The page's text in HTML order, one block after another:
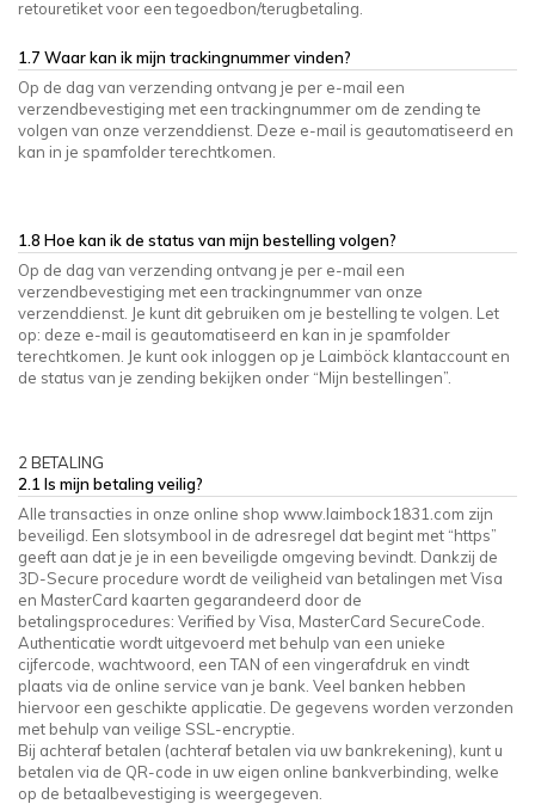
retouretiket voor een tegoedbon/terugbetaling.
1.7 Waar kan ik mijn trackingnummer vinden?
Op de dag van verzending ontvang je per e-mail een
verzendbevestiging met een trackingnummer om de zending te
volgen van onze verzenddienst. Deze e-mail is geautomatiseerd en
kan in je spamfolder terechtkomen.
1.8 Hoe kan ik de status van mijn bestelling volgen?
Op de dag van verzending ontvang je per e-mail een
verzendbevestiging met een trackingnummer van onze
verzenddienst. Je kunt dit gebruiken om je bestelling te volgen. Let
op: deze e-mail is geautomatiseerd en kan in je spamfolder
terechtkomen. Je kunt ook inloggen op je Laimböck klantaccount en
de status van je zending bekijken onder “Mijn bestellingen”.
2 BETALING
2.1 Is mijn betaling veilig?
Alle transacties in onze online shop www.laimbock1831.com zijn
beveiligd. Een slotsymbool in de adresregel dat begint met “https”
geeft aan dat je je in een beveiligde omgeving bevindt. Dankzij de
3D-Secure procedure wordt de veiligheid van betalingen met Visa
en MasterCard kaarten gegarandeerd door de
betalingsprocedures: Verified by Visa, MasterCard SecureCode.
Authenticatie wordt uitgevoerd met behulp van een unieke
cijfercode, wachtwoord, een TAN of een vingerafdruk en vindt
plaats via de online service van je bank. Veel banken hebben
hiervoor een geschikte applicatie. De gegevens worden verzonden
met behulp van veilige SSL-encryptie.
Bij achteraf betalen (achteraf betalen via uw bankrekening), kunt u
betalen via de QR-code in uw eigen online bankverbinding, welke
op de betaalbevestiging is weergegeven.